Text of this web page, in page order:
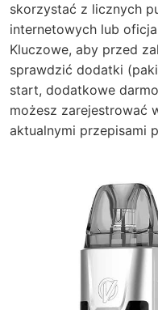
skorzystać z licznych
internetowych lub
Kluczowe, aby przed
sprawdzić dodatki
start, dodatkowe
możesz zarejestrować
aktualnymi przepisami